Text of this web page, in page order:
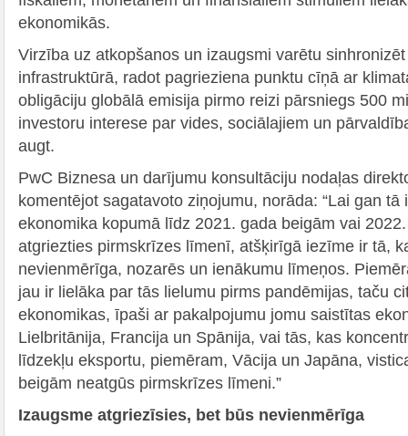
ekonomikās.
Virzība uz atkopšanos un izaugsmi varētu
infrastruktūrā, radot pagrieziena punktu cīņā ar
obligāciju globālā emisija pirmo reizi pārsniegs 500
investoru interese par vides, sociālajiem un
augt.
PwC Biznesa un darījumu konsultāciju nodaļas
komentējot sagatavoto ziņojumu, norāda: “Lai gan
ekonomika kopumā līdz 2021. gada beigām vai
atgriezties pirmskrīzes līmenī, atšķirīgā iezīme ir tā,
nevienmērīga, nozarēs un ienākumu līmeņos.
jau ir lielāka par tās lielumu pirms pandēmijas, taču
ekonomikas, īpaši ar pakalpojumu jomu saistītas
Lielbritānija, Francija un Spānija, vai tās, kas
līdzekļu eksportu, piemēram, Vācija un Japāna,
beigām neatgūs pirmskrīzes līmeni.”
Izaugsme atgriezīsies, bet būs nevienmērīga